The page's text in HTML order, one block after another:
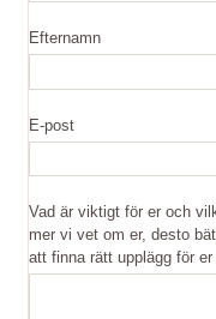
Efternamn
E-post
Vad är viktigt för er och
mer vi vet om er, desto
att finna rätt upplägg för er